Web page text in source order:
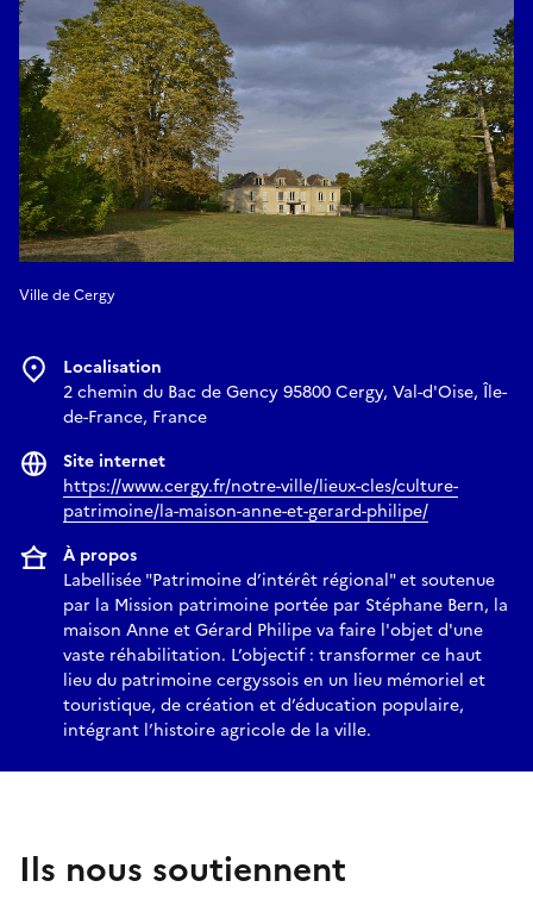
Ville de Cergy
Localisation
2 chemin du Bac de Gency 95800 Cergy, Val-d'Oise, Île-
de-France, France
Site internet
https://www.cergy.fr/notre-ville/lieux-cles/culture-
patrimoine/la-maison-anne-et-gerard-philipe/
À propos
Labellisée "Patrimoine d’intérêt régional" et soutenue
par la Mission patrimoine portée par Stéphane Bern, la
maison Anne et Gérard Philipe va faire l'objet d'une
vaste réhabilitation. L’objectif : transformer ce haut
lieu du patrimoine cergyssois en un lieu mémoriel et
touristique, de création et d’éducation populaire,
intégrant l’histoire agricole de la ville.
Ils nous soutiennent